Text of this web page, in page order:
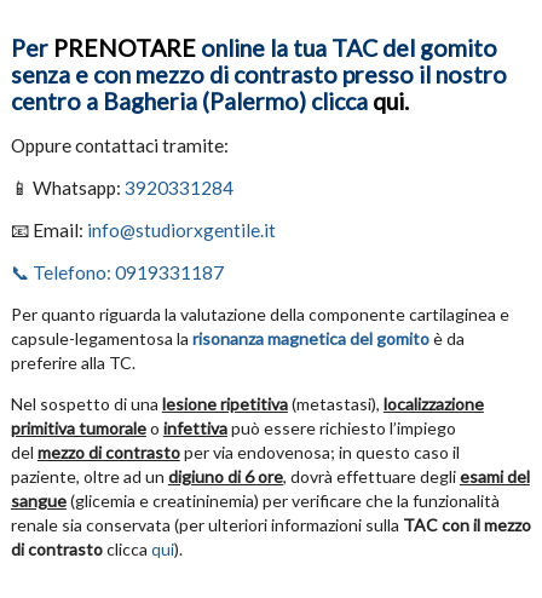
Per PRENOTAREonline la tua TAC del gomito
senza e con mezzo di contrasto presso il nostro
centro a Bagheria (Palermo) clicca qui.
Oppure contattaci tramite:
📱 Whatsapp: 3920331284
📧 Email: info@studiorxgentile.it
📞 Telefono: 0919331187
Per quanto riguarda la valutazione della componente cartilaginea e
capsule-legamentosa la risonanza magnetica del gomitoè da
preferire alla TC.
Nel sospetto di una lesione ripetitiva(metastasi), localizzazione
primitiva tumoraleo infettivapuò essere richiesto l’impiego
del mezzo di contrastoper via endovenosa; in questo caso il
paziente, oltre ad un digiuno di 6 ore, dovrà effettuare degliesami del
sangue(glicemia e creatininemia) per verificare che la funzionalità
renale sia conservata (per ulteriori informazioni sulla TAC con il mezzo
di contrastoclicca qui).